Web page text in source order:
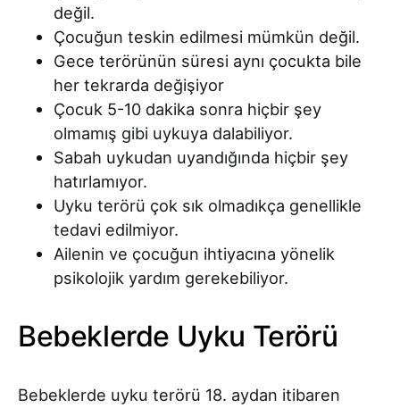
değil.
Çocuğun teskin edilmesi mümkün değil.
Gece terörünün süresi aynı çocukta bile
her tekrarda değişiyor
Çocuk 5-10 dakika sonra hiçbir şey
olmamış gibi uykuya dalabiliyor.
Sabah uykudan uyandığında hiçbir şey
hatırlamıyor.
Uyku terörü çok sık olmadıkça genellikle
tedavi edilmiyor.
Ailenin ve çocuğun ihtiyacına yönelik
psikolojik yardım gerekebiliyor.
Bebeklerde Uyku Terörü
Bebeklerde uyku terörü 18. aydan itibaren